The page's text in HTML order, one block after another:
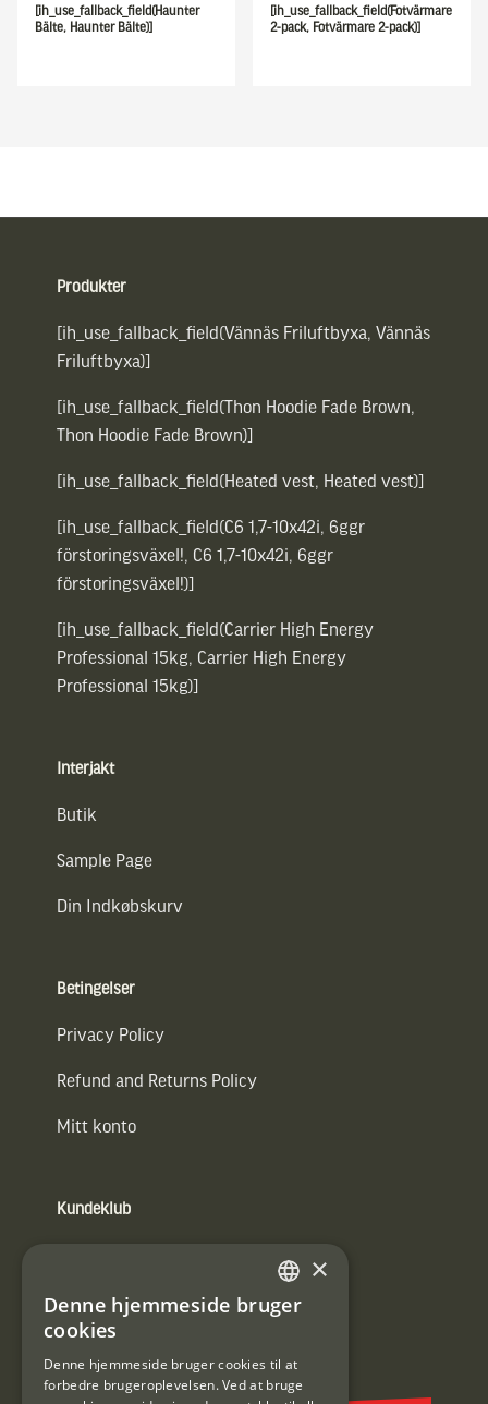
[ih_use_fallback_field(Haunter
Bälte, Haunter Bälte)]
[ih_use_fallback_field(Fotvärmare
2-pack, Fotvärmare 2-pack)]
Produkter
[ih_use_fallback_field(Vännäs Friluftbyxa, Vännäs
Friluftbyxa)]
[ih_use_fallback_field(Thon Hoodie Fade Brown,
Thon Hoodie Fade Brown)]
[ih_use_fallback_field(Heated vest, Heated vest)]
[ih_use_fallback_field(C6 1,7-10x42i, 6ggr
förstoringsväxel!, C6 1,7-10x42i, 6ggr
förstoringsväxel!)]
[ih_use_fallback_field(Carrier High Energy
Professional 15kg, Carrier High Energy
Professional 15kg)]
Interjakt
Butik
Sample Page
Din Indkøbskurv
Betingelser
Privacy Policy
Refund and Returns Policy
Mitt konto
Kundeklub
E-
post
(Påkrævet)
SWEDISH
×
Denne hjemmeside bruger
cookies
Denne hjemmeside bruger cookies til at
forbedre brugeroplevelsen. Ved at bruge